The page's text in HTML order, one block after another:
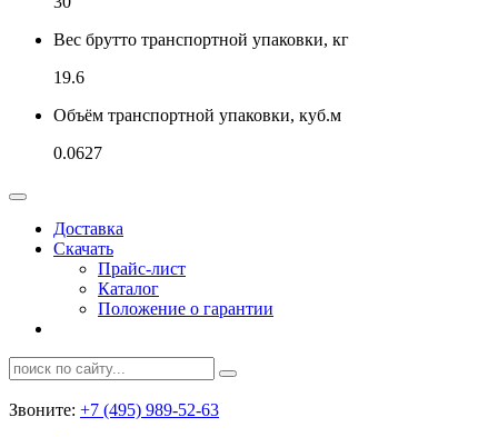
Вес брутто транспортной упаковки, кг
19.6
Объём транспортной упаковки, куб.м
0.0627
Доставка
Скачать
Прайс-лист
Каталог
Положение о гарантии
Звоните: +7 (495) 989-52-63